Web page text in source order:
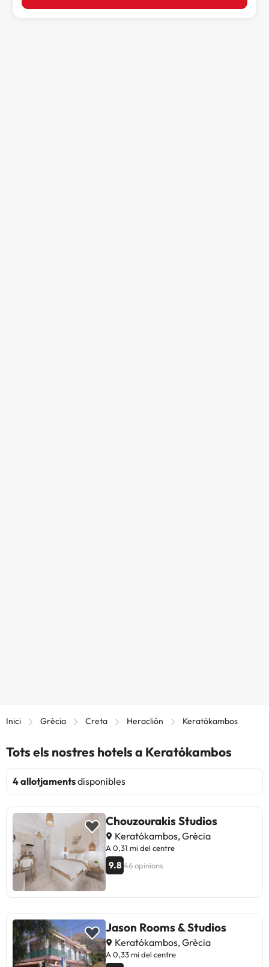
Inici Grècia Creta Heraclión Keratókambos
Tots els nostres hotels a Keratókambos
4 allotjamentsdisponibles
Chouzourakis Studios
Keratókambos, Grècia
A 0,31 mi del centre
9.8 46 opinions
Jason Rooms & Studios
Keratókambos, Grècia
A 0,33 mi del centre